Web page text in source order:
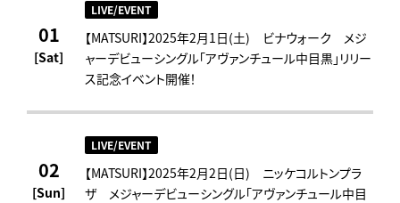
01
[Sat]
LIVE/EVENT
【MATSURI】2025年2月1日(土) ビナウォーク メジ
ャーデビューシングル「アヴァンチュール中目黒」リリー
ス記念イベント開催！
02
[Sun]
LIVE/EVENT
【MATSURI】2025年2月2日(日) ニッケコルトンプラ
ザ メジャーデビューシングル「アヴァンチュール中目